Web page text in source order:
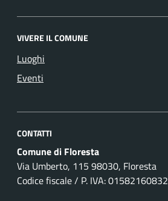
VIVERE IL COMUNE
Luoghi
Eventi
CONTATTI
Comune di Floresta
Via Umberto, 115 98030, Floresta
Codice fiscale / P. IVA: 01582160832